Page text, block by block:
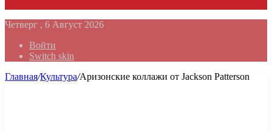
Четверг , 6 Август 2026
Войти
Switch skin
Главная/Культура/Аризонские коллажи от Jackson Patterson